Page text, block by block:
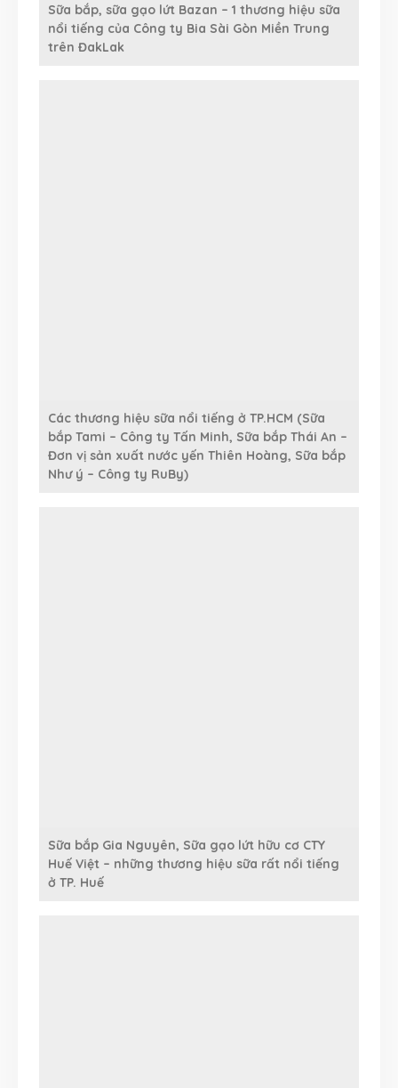
Sữa bắp, sữa gạo lứt Bazan – 1 thương hiệu sữa
nổi tiếng của Công ty Bia Sài Gòn Miền Trung
trên ĐakLak
Các thương hiệu sữa nổi tiếng ở TP.HCM (Sữa
bắp Tami – Công ty Tấn Minh, Sữa bắp Thái An –
Đơn vị sản xuất nước yến Thiên Hoàng, Sữa bắp
Như ý – Công ty RuBy)
Sữa bắp Gia Nguyên, Sữa gạo lứt hữu cơ CTY
Huế Việt – những thương hiệu sữa rất nổi tiếng
ở TP. Huế